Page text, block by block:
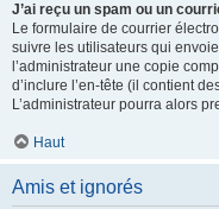
J’ai reçu un spam ou un
Le formulaire de courrier
suivre les utilisateurs qui
l’administrateur une copie
d’inclure l’en-tête (il contient
L’administrateur pourra alors
Haut
Amis et ignorés